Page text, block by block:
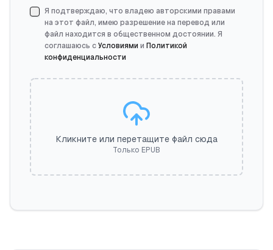
Я подтверждаю, что владею авторскими правами
на этот файл, имею разрешение на перевод или
файл находится в общественном достоянии. Я
соглашаюсь с Условиями и Политикой
конфиденциальности
Кликните или перетащите файл сюда
Только EPUB